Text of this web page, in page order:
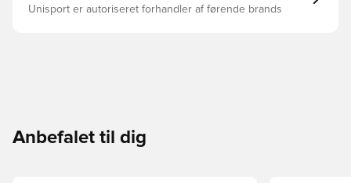
Unisport er autoriseret forhandler af førende brands
Anbefalet til dig